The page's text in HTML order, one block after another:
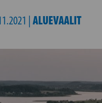
| ALUEVAALIT